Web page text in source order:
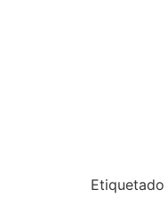
Etiquetado